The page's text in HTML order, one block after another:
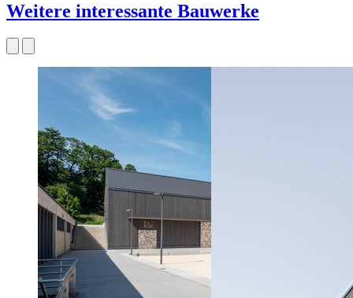
Weitere interessante Bauwerke